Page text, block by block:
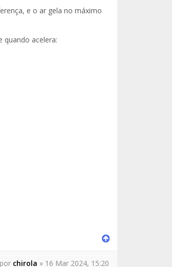
e o ar gela no máximo
quando acelera:
por chirola » 16 Mar 2024, 15:20